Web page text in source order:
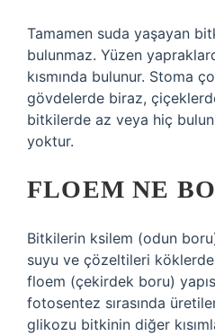
Tamamen suda yaşayan
bulunmaz. Yüzen
kısmında bulunur. Stoma
gövdelerde biraz,
bitkilerde az veya hiç
yoktur.
FLOEM NE
Bitkilerin ksilem (odun boru)
suyu ve çözeltileri
floem (çekirdek boru)
fotosentez sırasında
glikozu bitkinin diğer